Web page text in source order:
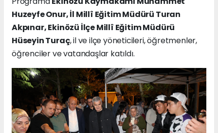
Huzeyfe Onur, İl Millî Eğitim Müdürü Turan
Akpınar, Ekinözü İlçe Millî Eğitim Müdürü
Hüseyin Turaç, il ve ilçe yöneticileri, öğretmenler,
öğrenciler ve vatandaşlar katıldı.